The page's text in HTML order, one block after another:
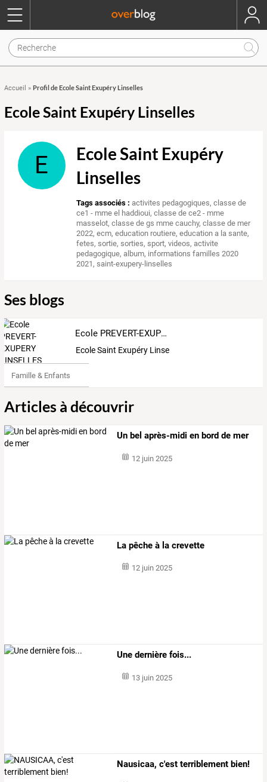
Accueil » Profil de Ecole Saint Exupéry Linselles
Ecole Saint Exupéry Linselles
E
Ecole Saint Exupéry
Linselles
Tags associés : activites pedagogiques,classe de
ce1 - mme el haddioui,classe de ce2 - mme
masselot,classe de gs mme cauchy,classe de mer
2022,ecm,education routiere,education a la sante,
fetes,sortie,sorties,sport,videos,activite
pedagogique,album, informations familles 2020
2021,saint-exupery-linselles
Ses blogs
Ecole PREVERT-EXUPERY LINSELLES 59126
Ecole Saint Exupéry Linselles
Famille & Enfants
Articles à découvrir
Un bel après-midi en bord de mer
12 juin 2025
La pêche à la crevette
12 juin 2025
Une dernière fois...
13 juin 2025
Nausicaa, c'est terriblement bien!